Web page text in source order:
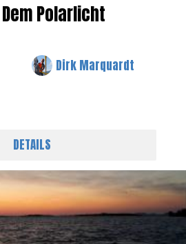
Polarlicht
Dirk Marquardt
DETAILS